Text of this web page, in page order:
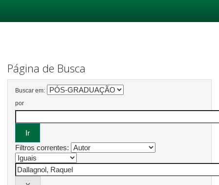
Página de Busca
Buscar em:
por
Filtros correntes: